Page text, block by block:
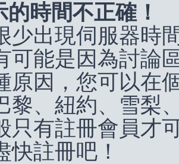
的時間不正確！
少出現伺服器時
可能是因為討論
原因，您可以在
黎、紐約、雪梨
只有註冊會員才
快註冊吧！